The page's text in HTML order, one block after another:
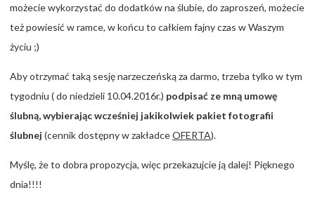
możecie wykorzystać do dodatków na ślubie, do zaproszeń, możecie
też powiesić w ramce, w końcu to całkiem fajny czas w Waszym
życiu ;)
Aby otrzymać taką sesję narzeczeńską za darmo, trzeba tylko w tym
tygodniu ( do niedzieli 10.04.2016r.) podpisać ze mną umowę
ślubną, wybierając wcześniej jakikolwiek pakiet fotografii
ślubnej (cennik dostępny w zakładceOFERTA).
Myślę, że to dobra propozycja, więc przekazujcie ją dalej! Pięknego
dnia!!!!